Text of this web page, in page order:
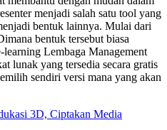
menjadi salah satu tool yang
bentuk lainnya. Mulai dari
bentuk tersebut biasa
Lembaga Management
lunak yang tersedia secara gratis
sendiri versi mana yang akan
3D, Ciptakan Media